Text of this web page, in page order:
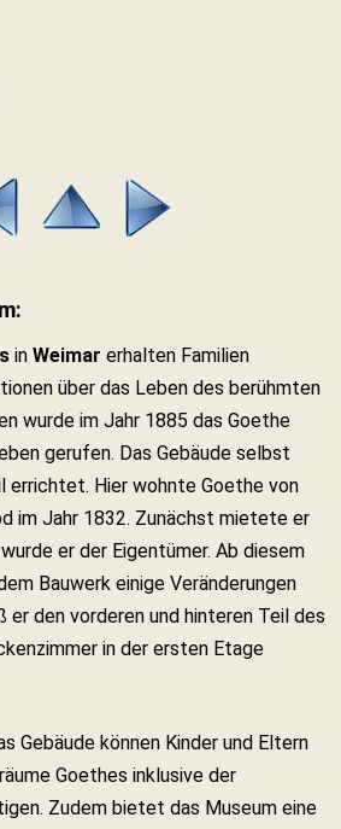
in Weimar erhalten Familien
über das Leben des berühmten
wurde im Jahr 1885 das Goethe
gerufen. Das Gebäude selbst
errichtet. Hier wohnte Goethe von
im Jahr 1832. Zunächst mietete er
er der Eigentümer. Ab diesem
Bauwerk einige Veränderungen
er den vorderen und hinteren Teil des
in der ersten Etage
Gebäude können Kinder und Eltern
Goethes inklusive der
Zudem bietet das Museum eine